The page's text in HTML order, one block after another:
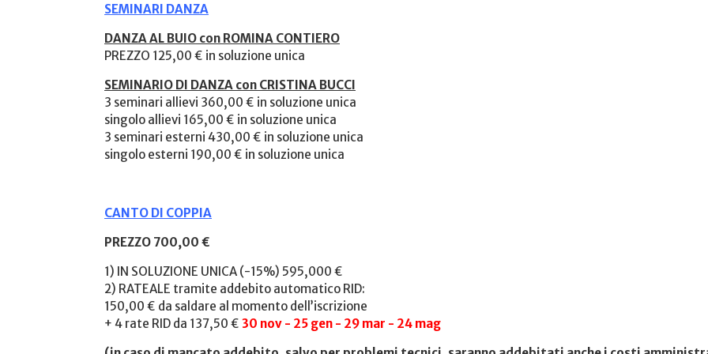
SEMINARI DANZA
DANZA AL BUIO con ROMINA CONTIERO
PREZZO 125,00 € in soluzione unica
SEMINARIO DI DANZA con CRISTINA BUCCI
3 seminari allievi 360,00 € in soluzione unica
singolo allievi 165,00 € in soluzione unica
3 seminari esterni 430,00 € in soluzione unica
singolo esterni 190,00 € in soluzione unica
CANTO DI COPPIA
PREZZO 700,00 €
1) IN SOLUZIONE UNICA (-15%) 595,000 €
2) RATEALE tramite addebito automatico RID:
150,00 € da saldare al momento dell’iscrizione
+ 4 rate RID da 137,50 € 30 nov - 25 gen - 29 mar - 24 mag